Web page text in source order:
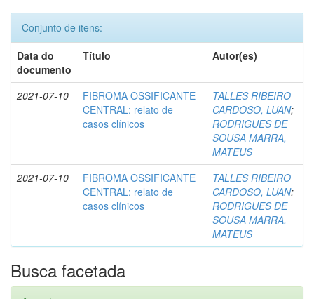
Conjunto de itens:
Data do
documento
Título Autor(es)
2021-07-10
FIBROMA OSSIFICANTE
CENTRAL: relato de
casos clínicos
TALLES RIBEIRO
CARDOSO, LUAN;
RODRIGUES DE
SOUSA MARRA,
MATEUS
2021-07-10
FIBROMA OSSIFICANTE
CENTRAL: relato de
casos clínicos
TALLES RIBEIRO
CARDOSO, LUAN;
RODRIGUES DE
SOUSA MARRA,
MATEUS
Busca facetada